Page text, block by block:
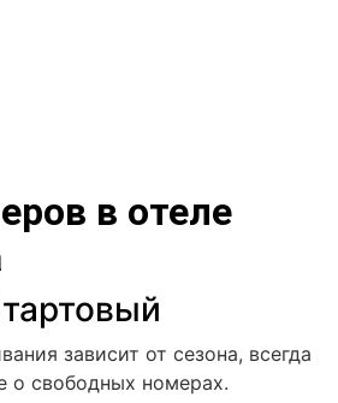
в отеле
зависит от сезона, всегда
о свободных номерах.